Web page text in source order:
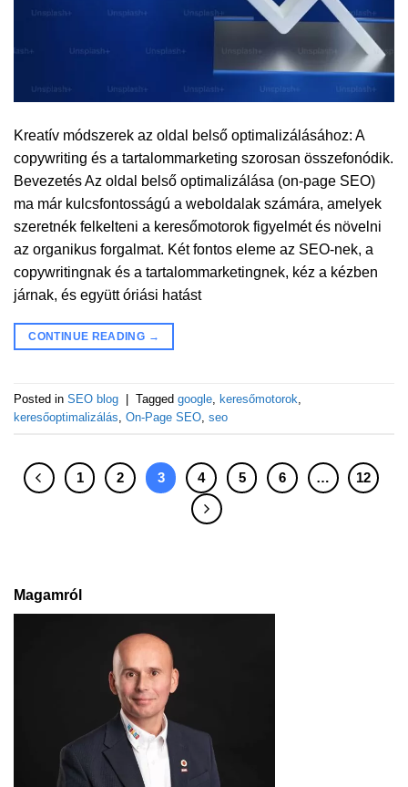
Kreatív módszerek az oldal belső optimalizálásához: A
copywriting és a tartalommarketing szorosan összefonódik.
Bevezetés Az oldal belső optimalizálása (on-page SEO)
ma már kulcsfontosságú a weboldalak számára, amelyek
szeretnék felkelteni a keresőmotorok figyelmét és növelni
az organikus forgalmat. Két fontos eleme az SEO-nek, a
copywritingnak és a tartalommarketingnek, kéz a kézben
járnak, és együtt óriási hatást
CONTINUE READING →
Posted in SEO blog | Tagged google keresőmotorok
keresőoptimalizálás On-Page SEO seo
1 2 3 4 5 6 … 12
Magamról